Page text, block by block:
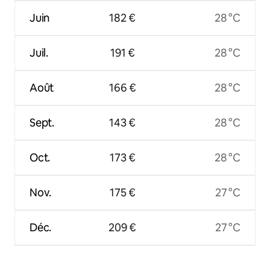
Juin
Juil.
Août
Sept.
Oct.
Nov.
Déc.
182 €
191 €
166 €
143 €
173 €
175 €
209 €
28 °C
28 °C
28 °C
28 °C
28 °C
27 °C
27 °C